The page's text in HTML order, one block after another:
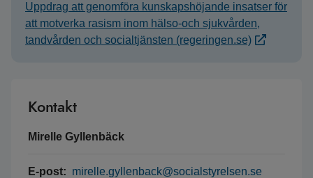
Uppdrag att genomföra kunskapshöjande insatser för
att motverka rasism inom hälso-och sjukvården,
tandvården och socialtjänsten (regeringen.se)
Kontakt
Mirelle Gyllenbäck
E-post: mirelle.gyllenback@socialstyrelsen.se